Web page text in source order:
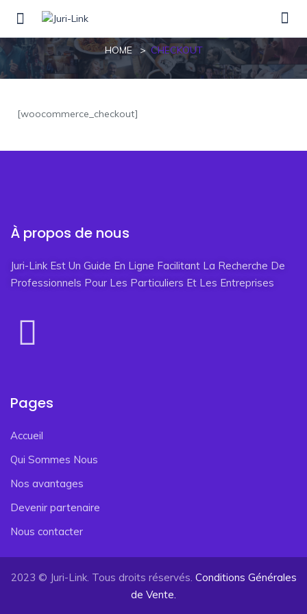
HOME CHECKOUT
[woocommerce_checkout]
À propos de nous
Juri-Link Est Un Guide En Ligne Facilitant La Recherche De
Professionnels Pour Les Particuliers Et Les Entreprises
Pages
Accueil
Qui Sommes Nous
Nos avantages
Devenir partenaire
Nous contacter
2023 © Juri-Link. Tous droits réservés. Conditions Générales
de Vente.